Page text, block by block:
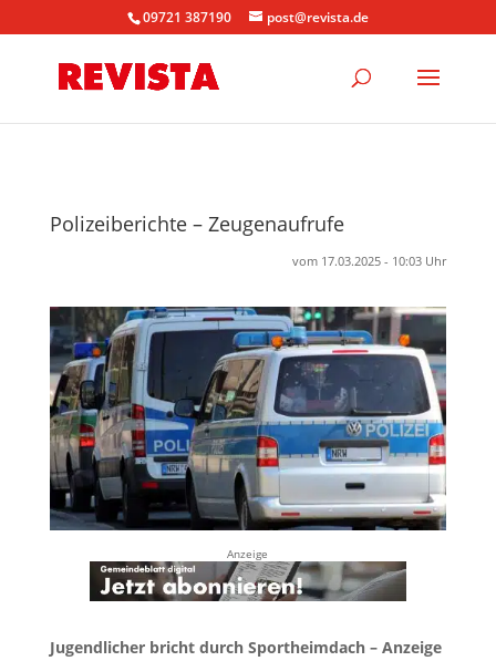
09721 387190 post@revista.de
Polizeiberichte – Zeugenaufrufe
vom 17.03.2025 - 10:03 Uhr
Anzeige
Jugendlicher bricht durch Sportheimdach – Anzeige